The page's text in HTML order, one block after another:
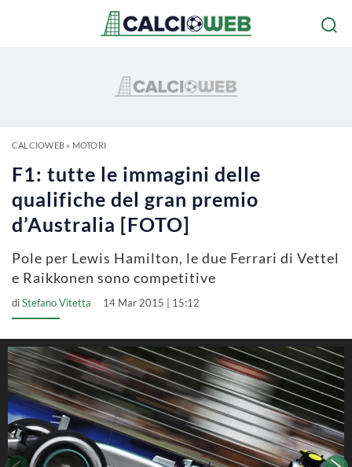
CALCIOWEB» MOTORI
F1: tutte le immagini delle
qualifiche del gran premio
d’Australia [FOTO]
Pole per Lewis Hamilton, le due Ferrari di Vettel
e Raikkonen sono competitive
diStefano Vitetta 14 Mar 2015 | 15:12